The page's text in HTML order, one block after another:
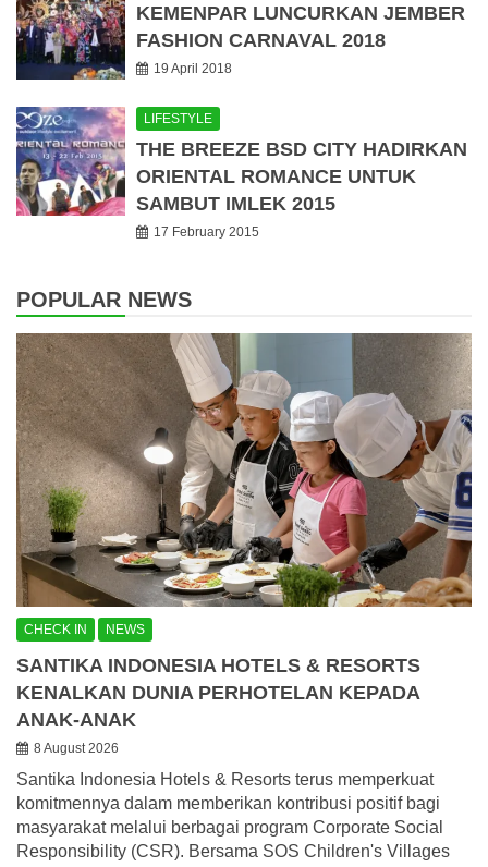
KEMENPAR LUNCURKAN JEMBER
FASHION CARNAVAL 2018
19 April 2018
LIFESTYLE
THE BREEZE BSD CITY HADIRKAN
ORIENTAL ROMANCE UNTUK
SAMBUT IMLEK 2015
17 February 2015
POPULAR NEWS
CHECK IN NEWS
SANTIKA INDONESIA HOTELS & RESORTS
KENALKAN DUNIA PERHOTELAN KEPADA
ANAK-ANAK
8 August 2026
Santika Indonesia Hotels & Resorts terus memperkuat
komitmennya dalam memberikan kontribusi positif bagi
masyarakat melalui berbagai program Corporate Social
Responsibility (CSR). Bersama SOS Children's Villages